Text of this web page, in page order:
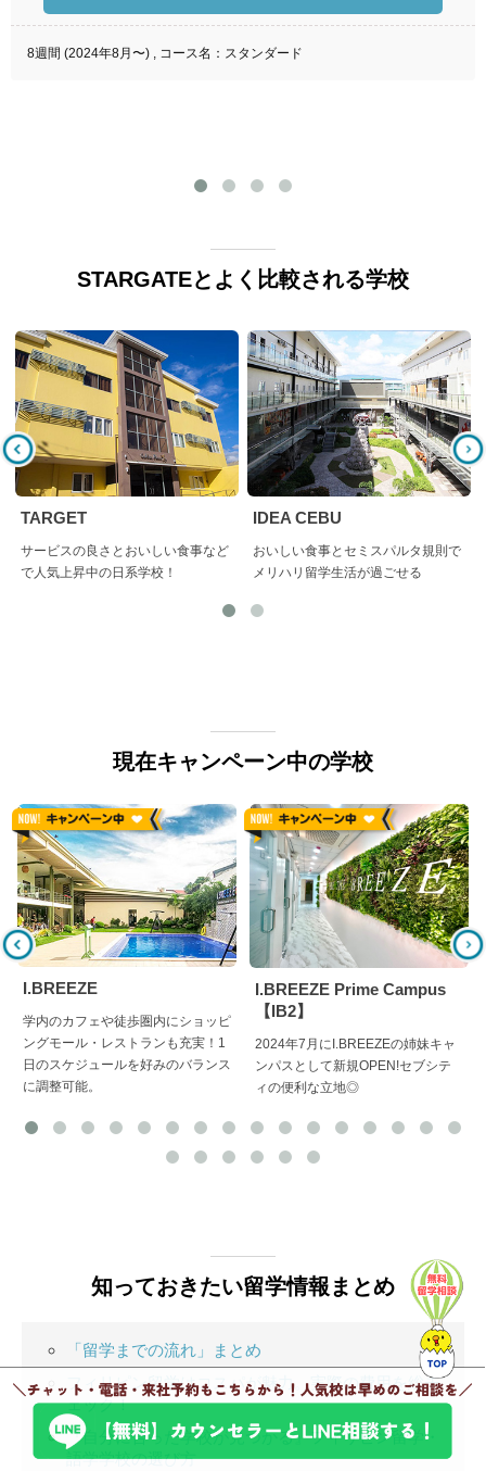
8週間 (2024年8月〜) , コース名：スタンダード
STARGATEとよく比較される学校
TARGET
サービスの良さとおいしい食事など
で人気上昇中の日系学校！
IDEA CEBU
おいしい食事とセミスパルタ規則で
メリハリ留学生活が過ごせる
現在キャンペーン中の学校
I.BREEZE
学内のカフェや徒歩圏内にショッピ
ングモール・レストランも充実！1
日のスケジュールを好みのバランス
に調整可能。
I.BREEZE Prime Campus
【IB2】
2024年7月にI.BREEZEの姉妹キャ
ンパスとして新規OPEN!セブシテ
ィの便利な立地◎
知っておきたい留学情報まとめ
「留学までの流れ」まとめ
フィリピン留学はコスパが魅力。実際の費用を総チ
ェック！
『自分に合った学校が見つかる』フィリピン留学・
語学学校の選び方